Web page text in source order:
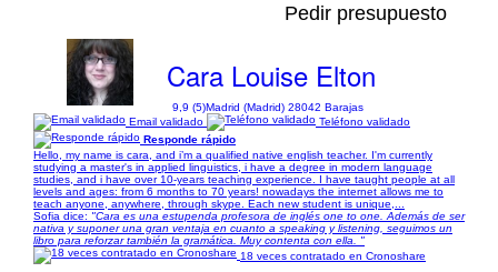
Pedir presupuesto
Cara Louise Elton
9,9 (5)Madrid (Madrid) 28042 Barajas
Email validado
Teléfono validado
Responde rápido
Hello, my name is cara, and i’m a qualified native english teacher. I'm currently
studying a master's in applied linguistics, i have a degree in modern language
studies, and i have over 10-years teaching experience. I have taught people at all
levels and ages: from 6 months to 70 years! nowadays the internet allows me to
teach anyone, anywhere, through skype. Each new student is unique,...
Sofia dice: "Cara es una estupenda profesora de inglés one to one. Además de ser
nativa y suponer una gran ventaja en cuanto a speaking y listening, seguimos un
libro para reforzar también la gramática. Muy contenta con ella. "
18 veces contratado en Cronoshare